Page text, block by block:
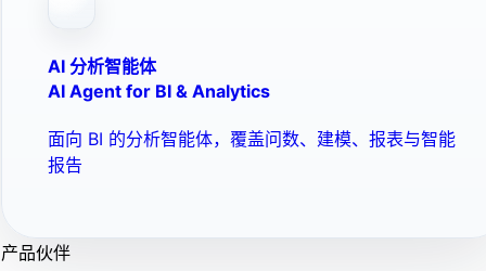
AI 分析智能体
AI Agent for BI & Analytics
面向 BI 的分析智能体，覆盖问数、建模、报表与智能
报告
产品伙伴